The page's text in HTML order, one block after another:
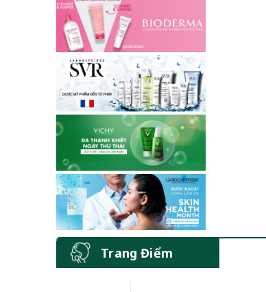
Trang Điểm